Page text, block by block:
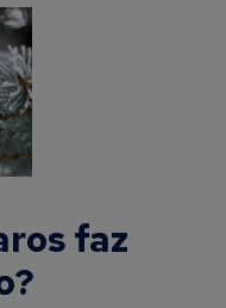
faz